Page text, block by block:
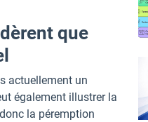
que
actuellement un
également illustrer la
la péremption